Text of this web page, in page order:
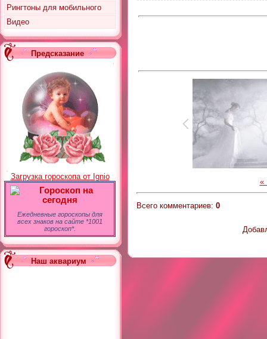
Рингтоны для мобильного
Видео
Предсказание
Загрузка гороскопа от Ignio
Гороскоп на
сегодня
Ежедневные гороскопы для
всех знаков на сайте *1001
гороскоп*.
Наш аквариум
«
Всего комментариев: 0